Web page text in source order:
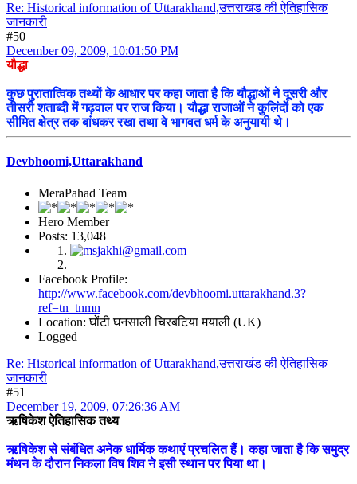
Re: Historical information of Uttarakhand,उत्तराखंड की ऐतिहासिक
जानकारी
#50
December 09, 2009, 10:01:50 PM
यौद्धा
कुछ पुरातात्विक तथ्यों के आधार पर कहा जाता है कि यौद्धाओं ने दूसरी और
तीसरी शताब्दी में गढ़वाल पर राज किया। यौद्धा राजाओं ने कुलिंदों को एक
सीमित क्षेत्र तक बांधकर रखा तथा वे भागवत धर्म के अनुयायी थे।
Devbhoomi,Uttarakhand
MeraPahad Team
Hero Member
Posts: 13,048
Facebook Profile:
http://www.facebook.com/devbhoomi.uttarakhand.3?
ref=tn_tnmn
Location: घोंटी घनसाली चिरबटिया मयाली (UK)
Logged
Re: Historical information of Uttarakhand,उत्तराखंड की ऐतिहासिक
जानकारी
#51
December 19, 2009, 07:26:36 AM
ऋषिकेश ऐतिहासिक तथ्य
ऋषिकेश से संबंधित अनेक धार्मिक कथाएं प्रचलित हैं। कहा जाता है कि समुद्र
मंथन के दौरान निकला विष शिव ने इसी स्थान पर पिया था।